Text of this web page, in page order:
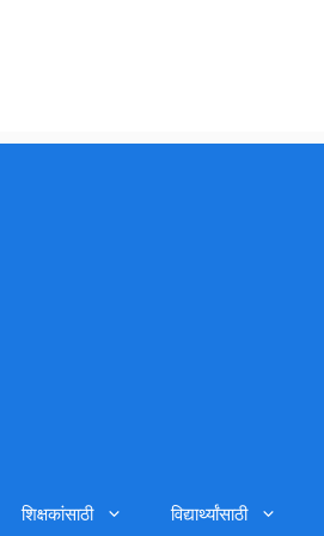
शिक्षकांसाठी विद्यार्थ्यांसाठी